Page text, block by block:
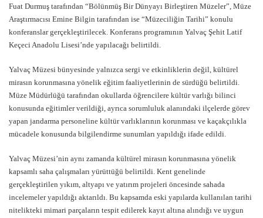
Fuat Durmuş tarafından “Bölünmüş Bir Dünyayı Birleştiren Müzeler”, Müze
Araştırmacısı Emine Bilgin tarafından ise “Müzeciliğin Tarihi” konulu
konferanslar gerçekleştirilecek. Konferans programının Yalvaç Şehit Latif
Keçeci Anadolu Lisesi’nde yapılacağı belirtildi.
Yalvaç Müzesi bünyesinde yalnızca sergi ve etkinliklerin değil, kültürel
mirasın korunmasına yönelik eğitim faaliyetlerinin de sürdüğü belirtildi.
Müze Müdürlüğü tarafından okullarda öğrencilere kültür varlığı bilinci
konusunda eğitimler verildiği, ayrıca sorumluluk alanındaki ilçelerde görev
yapan jandarma personeline kültür varlıklarının korunması ve kaçakçılıkla
mücadele konusunda bilgilendirme sunumları yapıldığı ifade edildi.
Yalvaç Müzesi’nin aynı zamanda kültürel mirasın korunmasına yönelik
kapsamlı saha çalışmaları yürüttüğü belirtildi. Kent genelinde
gerçekleştirilen yıkım, altyapı ve yatırım projeleri öncesinde sahada
incelemeler yapıldığı aktarıldı. Bu kapsamda eski yapılarda kullanılan tarihi
nitelikteki mimari parçaların tespit edilerek kayıt altına alındığı ve uygun